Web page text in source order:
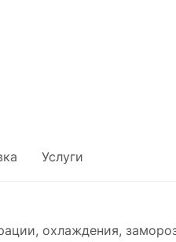
Услуги
охлаждения,